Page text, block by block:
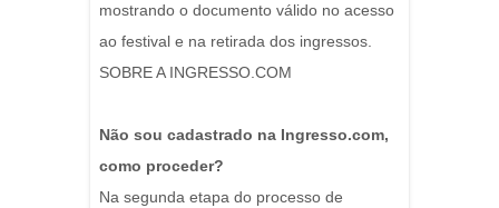
mostrando o documento válido no acesso
ao festival e na retirada dos ingressos.
SOBRE A INGRESSO.COM
Não sou cadastrado na Ingresso.com,
como proceder?
Na segunda etapa do processo de